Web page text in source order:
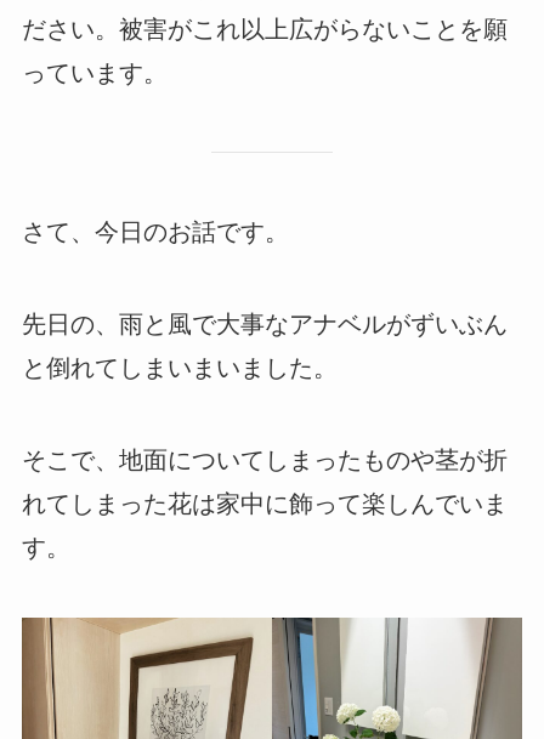
ださい。被害がこれ以上広がらないことを願
っています。
さて、今日のお話です。
先日の、雨と風で大事なアナベルがずいぶん
と倒れてしまいまいました。
そこで、地面についてしまったものや茎が折
れてしまった花は家中に飾って楽しんでいま
す。